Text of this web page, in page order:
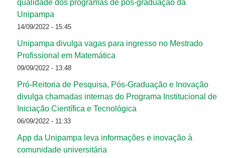
qualidade dos programas de pós-graduação da
Unipampa
14/09/2022 - 15:45
Unipampa divulga vagas para ingresso no Mestrado
Profissional em Matemática
09/09/2022 - 13:48
Pró-Reitoria de Pesquisa, Pós-Graduação e Inovação
divulga chamadas internas do Programa Institucional de
Iniciação Científica e Tecnológica
06/09/2022 - 11:33
App da Unipampa leva informações e inovação à
comunidade universitária